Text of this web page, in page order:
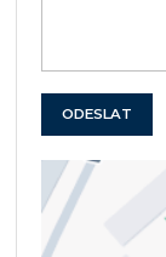
ODESLAT